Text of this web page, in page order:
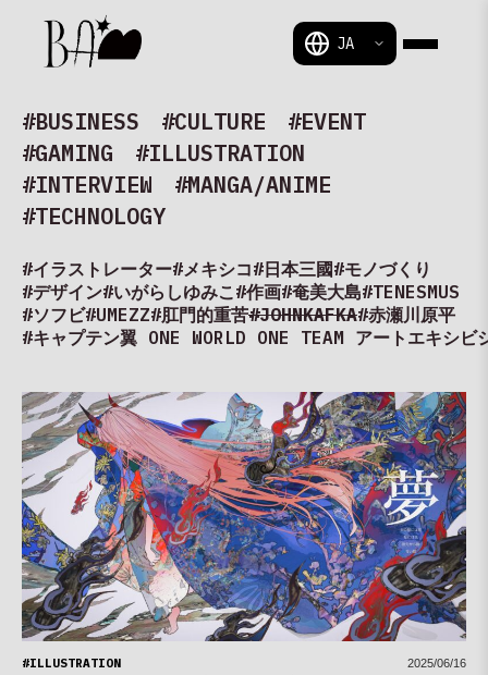
#BUSINESS #CULTURE
#EVENT
#GAMING
#ILLUSTRATION
#INTERVIEW
#MANGA/ANIME
#TECHNOLOGY
#イラストレーター#メキシコ#日本三國#モノづくり
#デザイン#いがらしゆみこ#作画#奄美大島#TENESMUS
#ソフビ#UMEZZ#肛門的重苦#JOHNKAFKA#赤瀬川原平
#キャプテン翼 ONE WORLD ONE TEAM アートエキシ
#ILLUSTRATION 2025/06/16